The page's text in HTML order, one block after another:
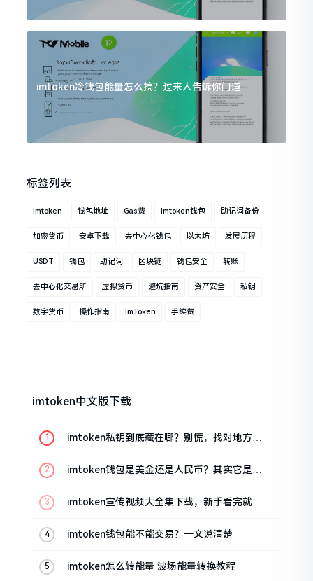
imtoken冷钱包能量怎么搞？过来人告诉你门道
标签列表
Imtoken 钱包地址 Gas费 Imtoken钱包 助记词备份
加密货币 安卓下载 去中心化钱包 以太坊 发展历程
USDT 钱包 助记词 区块链 钱包安全 转账
去中心化交易所 虚拟货币 避坑指南 资产安全 私钥
数字货币 操作指南 ImToken 手续费
imtoken中文版下载
imtoken私钥到底藏在哪？别慌，找对地方才
imtoken钱包是美金还是人民币？其实它是个
imtoken宣传视频大全集下载，新手看完就懂
imtoken钱包能不能交易？一文说清楚
imtoken怎么转能量 波场能量转换教程